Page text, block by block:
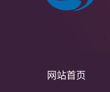
网站首页